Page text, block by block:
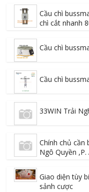
Cầu chì
chì cắt nhanh
Cầu chì
Cầu chì
33WIN Trải
Chính chủ cần
Ngô Quyền
Giao diện tùy
sảnh cược